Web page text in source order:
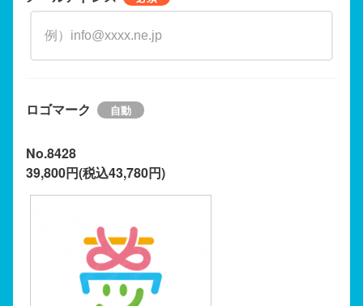
ロゴマーク
No.8428
39,800円(税込43,780円)